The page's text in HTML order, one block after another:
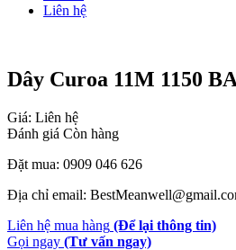
Liên hệ
Dây Curoa 11M 1150
Giá: Liên hệ
Đánh giá Còn hàng
Đặt mua: 0909 046 626
Địa chỉ email:
Liên hệ mua hàng (Để lại thông tin)
Gọi ngay (Tư vấn ngay)